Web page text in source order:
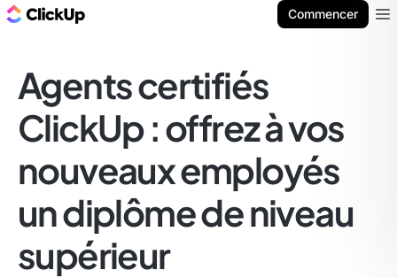
Commencer
Agents certifiés
ClickUp : offrez à vos
nouveaux employés
un diplôme de niveau
supérieur